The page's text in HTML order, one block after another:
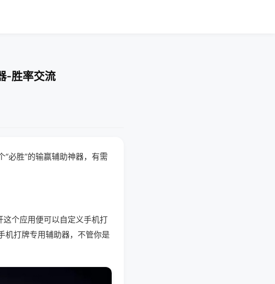
-胜率交流
必胜”的输赢辅助神器，有需
这个应用便可以自定义手机打
机打牌专用辅助器，不管你是